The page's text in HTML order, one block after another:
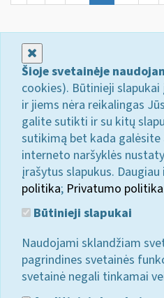
Šioje svetainėje
cookies). Būtinieji
ir jiems nėra reikalingas
galite sutikti ir su kitų
sutikimą bet kada
interneto naršyklės
įrašytus slapukus.
politika; Privatumo
Būtinieji slapukai
Naudojami sklandžiam
pagrindines svetainės
svetainė negali tinkamai